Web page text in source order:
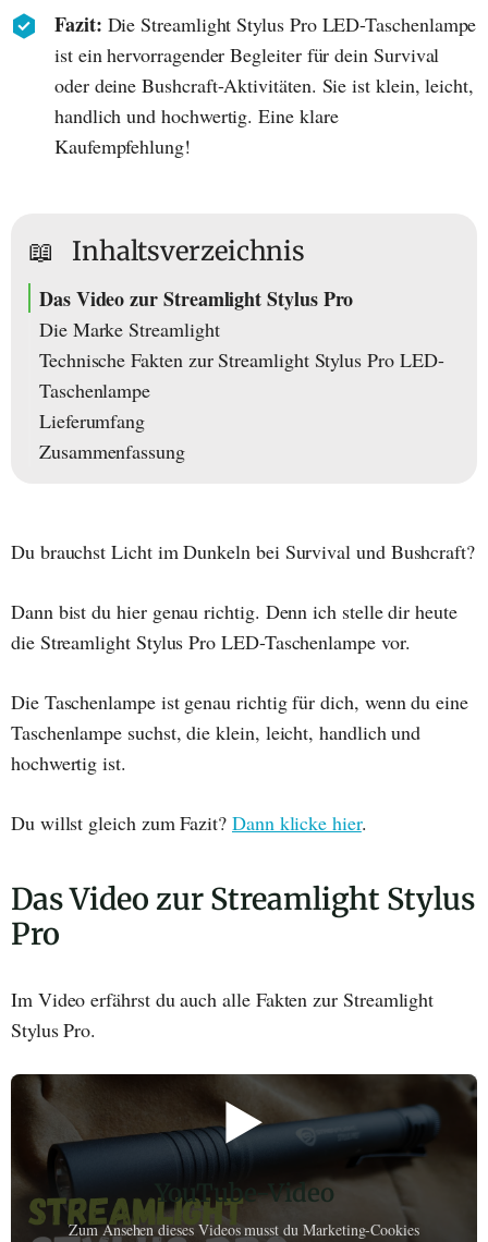
Fazit: Die Streamlight Stylus Pro LED-Taschenlampe
ist ein hervorragender Begleiter für dein Survival
oder deine Bushcraft-Aktivitäten. Sie ist klein, leicht,
handlich und hochwertig. Eine klare
Kaufempfehlung!
📖 Inhaltsverzeichnis
Das Video zur Streamlight Stylus Pro
Die Marke Streamlight
Technische Fakten zur Streamlight Stylus Pro LED-
Taschenlampe
Lieferumfang
Zusammenfassung
Du brauchst Licht im Dunkeln bei Survival und Bushcraft?
Dann bist du hier genau richtig. Denn ich stelle dir heute
die Streamlight Stylus Pro LED-Taschenlampe vor.
Die Taschenlampe ist genau richtig für dich, wenn du eine
Taschenlampe suchst, die klein, leicht, handlich und
hochwertig ist.
Du willst gleich zum Fazit? Dann klicke hier.
Das Video zur Streamlight Stylus
Pro
Im Video erfährst du auch alle Fakten zur Streamlight
Stylus Pro.
▶️
YouTube-Video
Zum Ansehen dieses Videos musst du Marketing-Cookies